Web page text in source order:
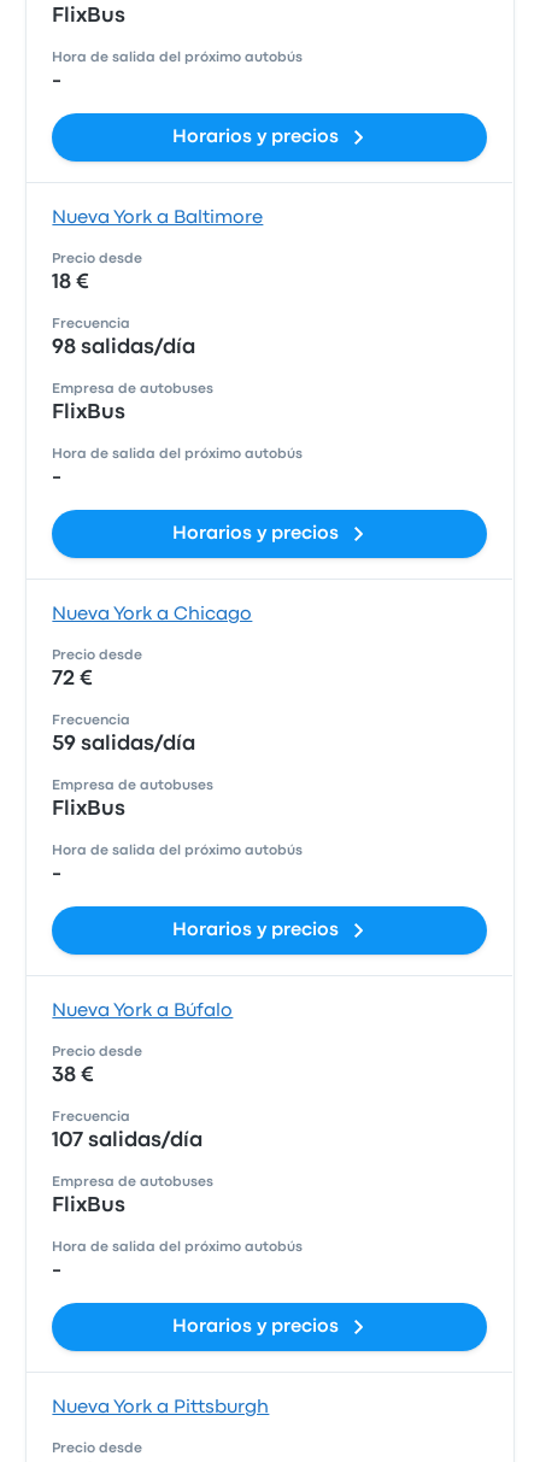
FlixBus
Hora de salida del próximo autobús
-
Horarios y precios
Nueva York a Baltimore
Precio desde
18 €
Frecuencia
98 salidas/día
Empresa de autobuses
FlixBus
Hora de salida del próximo autobús
-
Horarios y precios
Nueva York a Chicago
Precio desde
72 €
Frecuencia
59 salidas/día
Empresa de autobuses
FlixBus
Hora de salida del próximo autobús
-
Horarios y precios
Nueva York a Búfalo
Precio desde
38 €
Frecuencia
107 salidas/día
Empresa de autobuses
FlixBus
Hora de salida del próximo autobús
-
Horarios y precios
Nueva York a Pittsburgh
Precio desde